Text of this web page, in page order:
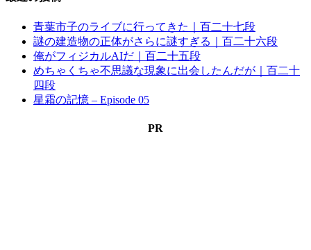
青葉市子のライブに行ってきた｜百二十七段
謎の建造物の正体がさらに謎すぎる｜百二十六段
俺がフィジカルAIだ｜百二十五段
めちゃくちゃ不思議な現象に出会したんだが｜百二十
四段
星霜の記憶 – Episode 05
PR